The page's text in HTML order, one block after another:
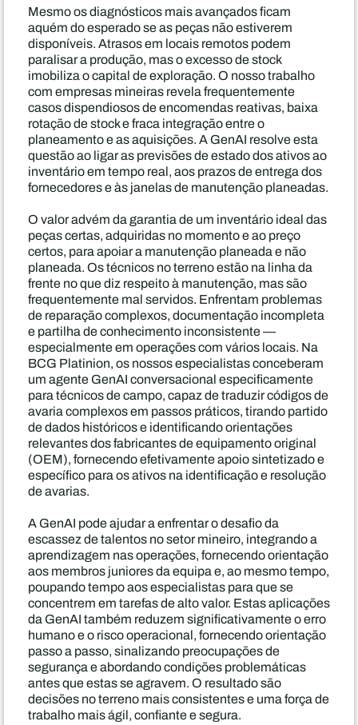
Mesmo os diagnósticos mais avançados ficam
aquém do esperado se as peças não estiverem
disponíveis. Atrasos em locais remotos podem
paralisar a produção, mas o excesso de stock
imobiliza o capital de exploração. O nosso trabalho
com empresas mineiras revela frequentemente
casos dispendiosos de encomendas reativas, baixa
rotação de stock e fraca integração entre o
planeamento e as aquisições. A GenAI resolve esta
questão ao ligar as previsões de estado dos ativos ao
inventário em tempo real, aos prazos de entrega dos
fornecedores e às janelas de manutenção planeadas.
O valor advém da garantia de um inventário ideal das
peças certas, adquiridas no momento e ao preço
certos, para apoiar a manutenção planeada e não
planeada. Os técnicos no terreno estão na linha da
frente no que diz respeito à manutenção, mas são
frequentemente mal servidos. Enfrentam problemas
de reparação complexos, documentação incompleta
e partilha de conhecimento inconsistente —
especialmente em operações com vários locais. Na
BCG Platinion, os nossos especialistas conceberam
um agente GenAI conversacional especificamente
para técnicos de campo, capaz de traduzir códigos de
avaria complexos em passos práticos, tirando partido
de dados históricos e identificando orientações
relevantes dos fabricantes de equipamento original
(OEM), fornecendo efetivamente apoio sintetizado e
específico para os ativos na identificação e resolução
de avarias.
A GenAI pode ajudar a enfrentar o desafio da
escassez de talentos no setor mineiro, integrando a
aprendizagem nas operações, fornecendo orientação
aos membros juniores da equipa e, ao mesmo tempo,
poupando tempo aos especialistas para que se
concentrem em tarefas de alto valor. Estas aplicações
da GenAI também reduzem significativamente o erro
humano e o risco operacional, fornecendo orientação
passo a passo, sinalizando preocupações de
segurança e abordando condições problemáticas
antes que estas se agravem. O resultado são
decisões no terreno mais consistentes e uma força de
trabalho mais ágil, confiante e segura.